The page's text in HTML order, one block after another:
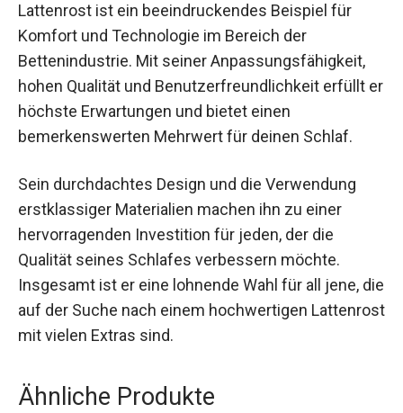
Lattenrost ist ein beeindruckendes Beispiel für
Komfort und Technologie im Bereich der
Bettenindustrie. Mit seiner Anpassungsfähigkeit,
hohen Qualität und Benutzerfreundlichkeit erfüllt er
höchste Erwartungen und bietet einen
bemerkenswerten Mehrwert für deinen Schlaf.
Sein durchdachtes Design und die Verwendung
erstklassiger Materialien machen ihn zu einer
hervorragenden Investition für jeden, der die
Qualität seines Schlafes verbessern möchte.
Insgesamt ist er eine lohnende Wahl für all jene, die
auf der Suche nach einem hochwertigen Lattenrost
mit vielen Extras sind.
Ähnliche Produkte